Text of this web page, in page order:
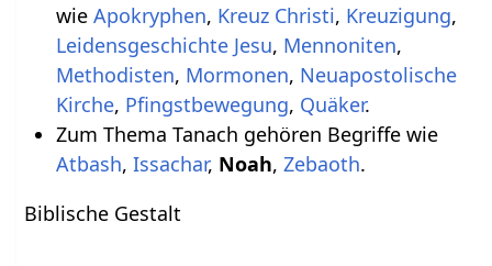
wie Apokryphen, Kreuz Christi, Kreuzigung,
Leidensgeschichte Jesu, Mennoniten,
Methodisten, Mormonen, Neuapostolische
Kirche, Pfingstbewegung, Quäker.
Zum Thema Tanach gehören Begriffe wie
Atbash, Issachar, Noah, Zebaoth.
Biblische Gestalt